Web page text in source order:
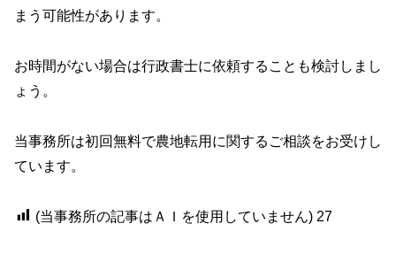
まう可能性があります。
お時間がない場合は行政書士に依頼することも検討しまし
ょう。
当事務所は初回無料で農地転用に関するご相談をお受けし
ています。
(当事務所の記事はＡＩを使用していません) 27